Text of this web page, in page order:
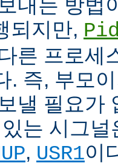
내는 방법
되지만,
른 프로세
. 즉, 부모
낼 필요가
는 시그
, USR1이